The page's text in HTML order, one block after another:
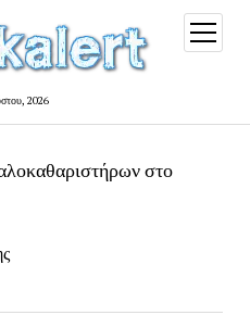
2026
open
menu
στο